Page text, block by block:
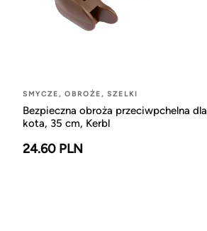
SMYCZE, OBROŻE, SZELKI
Bezpieczna obroża przeciwpchelna dla
kota, 35 cm, Kerbl
24.60 PLN